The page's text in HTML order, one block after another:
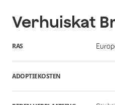
Verhuiskat
RAS
ADOPTIEKOSTEN